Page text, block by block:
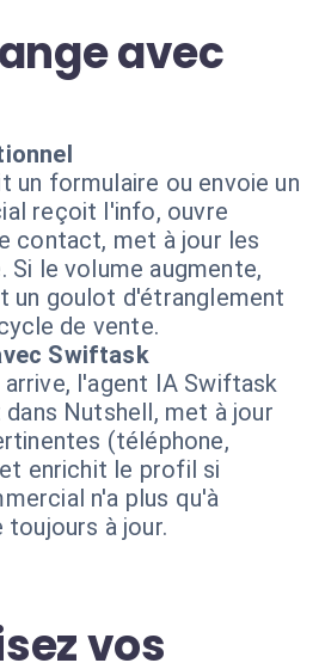
avec
un formulaire ou envoie un
reçoit l'info, ouvre
contact, met à jour les
Si le volume augmente,
un goulot d'étranglement
de vente.
Swiftask
arrive, l'agent IA Swiftask
Nutshell, met à jour
(téléphone,
enrichit le profil si
n'a plus qu'à
à jour.
vos